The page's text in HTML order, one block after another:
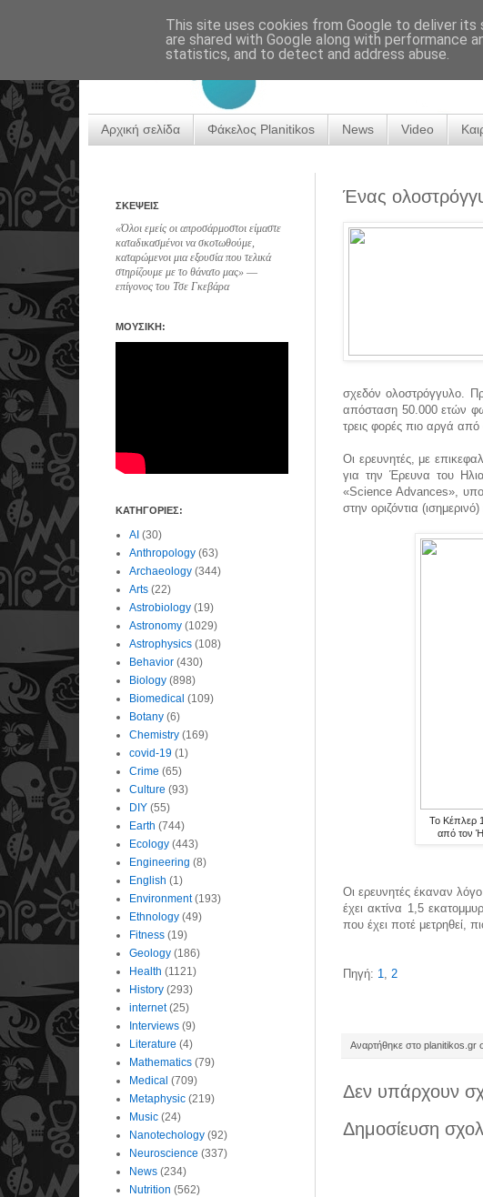
Αρχική σελίδα Φάκελος Planitikos News Video
Ένας
σχεδόν ολοστρόγγυλο.
απόσταση 50.000 ετών
τρεις φορές πιο αργά από
Οι ερευνητές, με
για την Έρευνα του
«Science Advances»,
στην οριζόντια
To Κέπλερ
από τον
Οι ερευνητές έκαναν
έχει ακτίνα 1,5
που έχει ποτέ μετρηθεί,
Πηγή: 1 2
Αναρτήθηκε στο planitikos.gr
Δεν υπάρχουν
Δημοσίευση
ΣΚΕΨΕΙΣ
«Όλοι εμείς οι απροσάρμοστοι είμαστε
καταδικασμένοι να σκοτωθούμε,
καταρώμενοι μια εξουσία που τελικά
στηρίζουμε με το θάνατο μας» ―
επίγονος του Τσε Γκεβάρα
ΜΟΥΣΙΚΗ:
ΚΑΤΗΓΟΡΙΕΣ:
AI (30)
Anthropology (63)
Archaeology (344)
Arts (22)
Astrobiology (19)
Astronomy (1029)
Astrophysics (108)
Behavior (430)
Biology (898)
Biomedical (109)
Botany (6)
Chemistry (169)
covid-19 (1)
Crime (65)
Culture (93)
DIY (55)
Earth (744)
Ecology (443)
Engineering (8)
English (1)
Environment (193)
Ethnology (49)
Fitness (19)
Geology (186)
Health (1121)
History (293)
internet (25)
Interviews (9)
Literature (4)
Mathematics (79)
Medical (709)
Metaphysic (219)
Music (24)
Nanotechology (92)
Neuroscience (337)
News (234)
Nutrition (562)
This site uses cookies from Google to deliver its
are shared with Google along with performance
statistics, and to detect and address abuse.